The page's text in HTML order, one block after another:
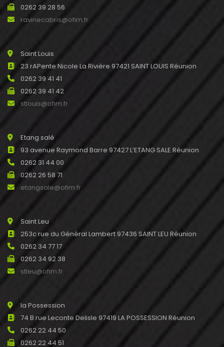
0262 39 28 56
ravinecabris@ofim.fr
Saint Louis
23 rAPente Nicole La Rivière 97421 SAINT LOUIS Réunion
0262 39 41 41
0262 39 41 42
stlouis@ofim.fr
Etang salé
93 avenue Raymond Barre 97427 L’ETANG SALE Réunion
0262 31 44 00
0262 26 58 71
etangsale@ofim.fr
Saint Leu
253c rue du Général Lambert 97436 SAINT LEU Réunion
0262 34 77 17
0262 34 92 38
stleu@ofim.fr
la Possession
74 B rue Leconte Delisle 97419 LA POSSESSION Réunion
0262 22 44 50
0262 22 44 51